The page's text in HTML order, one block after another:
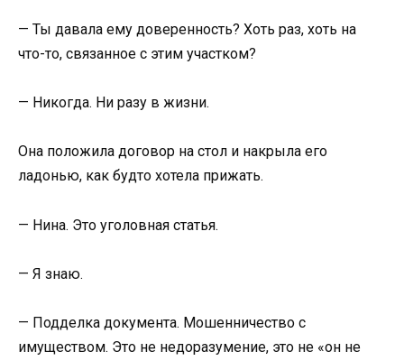
— Ты давала ему доверенность? Хоть раз, хоть на
что-то, связанное с этим участком?
— Никогда. Ни разу в жизни.
Она положила договор на стол и накрыла его
ладонью, как будто хотела прижать.
— Нина. Это уголовная статья.
— Я знаю.
— Подделка документа. Мошенничество с
имуществом. Это не недоразумение, это не «он не